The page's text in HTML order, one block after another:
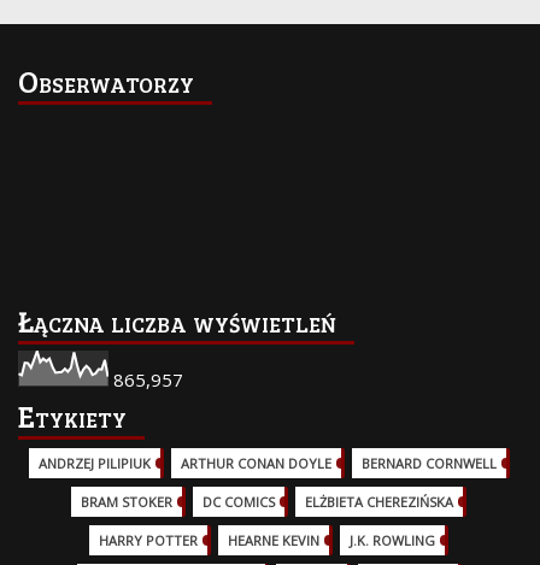
Obserwatorzy
Łączna liczba wyświetleń
865,957
Etykiety
ANDRZEJ PILIPIUK (29)ARTHUR CONAN DOYLE BERNARD CORNWELL
BRAM STOKER DC COMICS (17)ELŻBIETA CHEREZIŃSKA
HARRY POTTER (13)HEARNE KEVIN J.K. ROWLING